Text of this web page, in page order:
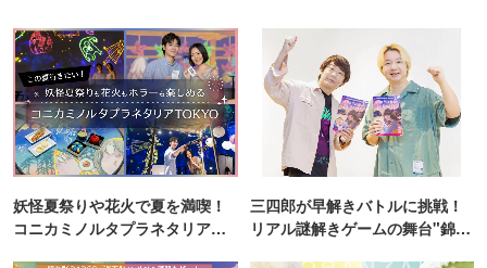
妖怪夏祭りや花火で夏を満喫！
コニカミノルタプラネタリア
三四郎が早解きバトルに挑戦！
リアル謎解きゲームの舞台"錦糸